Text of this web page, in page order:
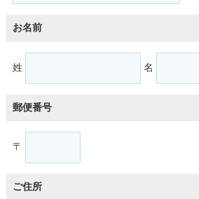
お名前
姓 名
郵便番号
〒
ご住所